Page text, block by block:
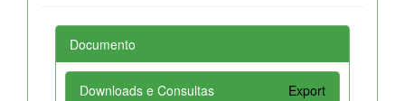
Documento
Downloads e Consultas Export